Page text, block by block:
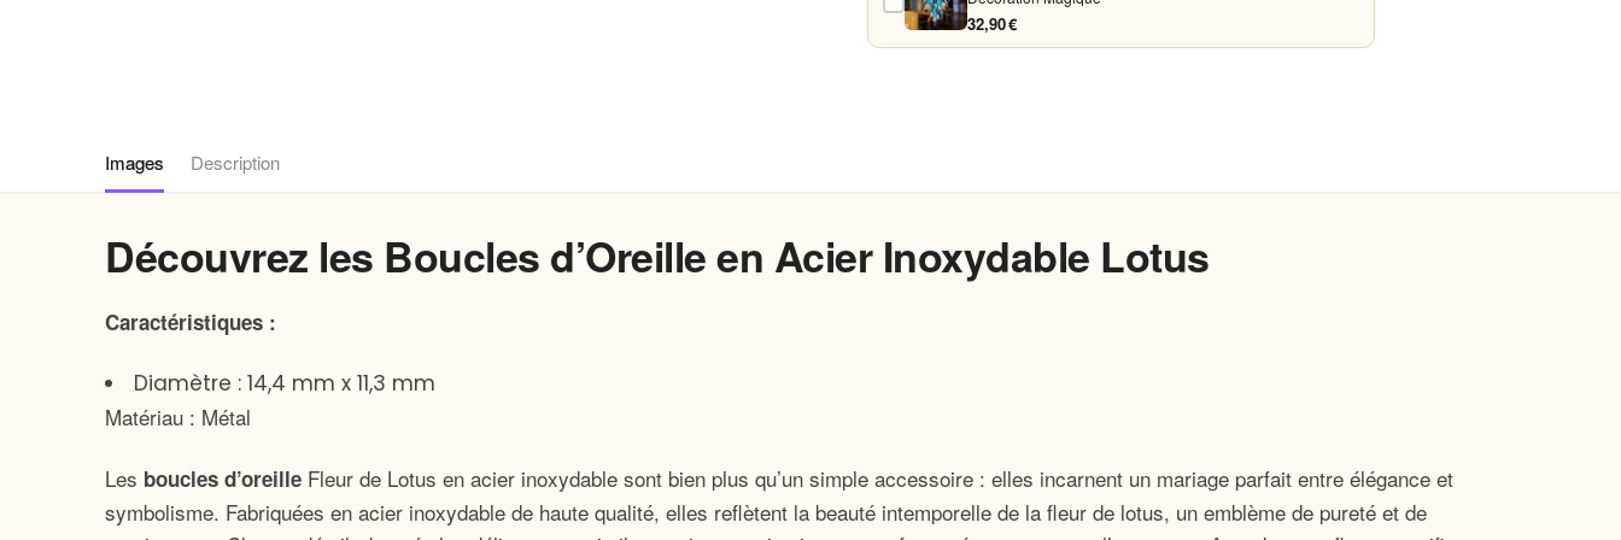
32,90 €
Images Description
Découvrez les Boucles d’Oreille en Acier Inoxydable Lotus
Caractéristiques :
Diamètre : 14,4 mm x 11,3 mm
Matériau : Métal
Les boucles d’oreille Fleur de Lotus en acier inoxydable sont bien plus qu’un simple accessoire : elles incarnent un mariage parfait entre élégance et
symbolisme. Fabriquées en acier inoxydable de haute qualité, elles reflètent la beauté intemporelle de la fleur de lotus, un emblème de pureté et de